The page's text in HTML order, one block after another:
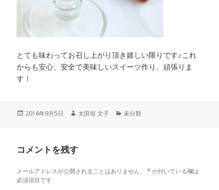
とても味わってお召し上がり頂き嬉しい限りです♪これ
からも安心、安全で美味しいスイーツ作り、頑張りま
す！
投
2016年9月5日
作
太田垣 文子
カ
未分類
コメントを残す
メールアドレスが公開されることはありません。 * が付いている欄は
必須項目です